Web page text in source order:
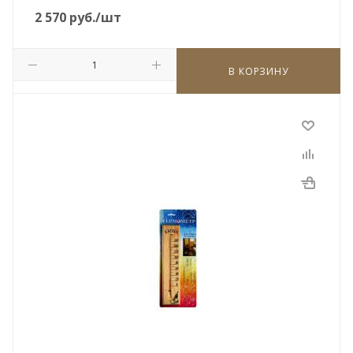
2 570 руб./шт
В КОРЗИНУ